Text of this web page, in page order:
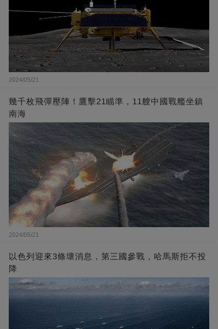
2024/05/21
幾千枚飛彈壓陣！鷹擊21瞄準，11艘中國戰艦坐鎮
南海
2024/05/21
以色列迎來3條壞消息，第三國參戰，哈馬斯拒不投
降